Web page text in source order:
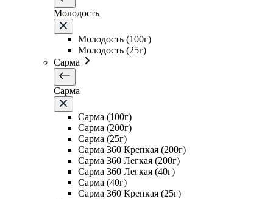
Молодость
Молодость (100г)
Молодость (25г)
Сарма
Сарма
Сарма (100г)
Сарма (200г)
Сарма (25г)
Сарма 360 Крепкая (200г)
Сарма 360 Легкая (200г)
Сарма 360 Легкая (40г)
Сарма (40г)
Сарма 360 Крепкая (25г)